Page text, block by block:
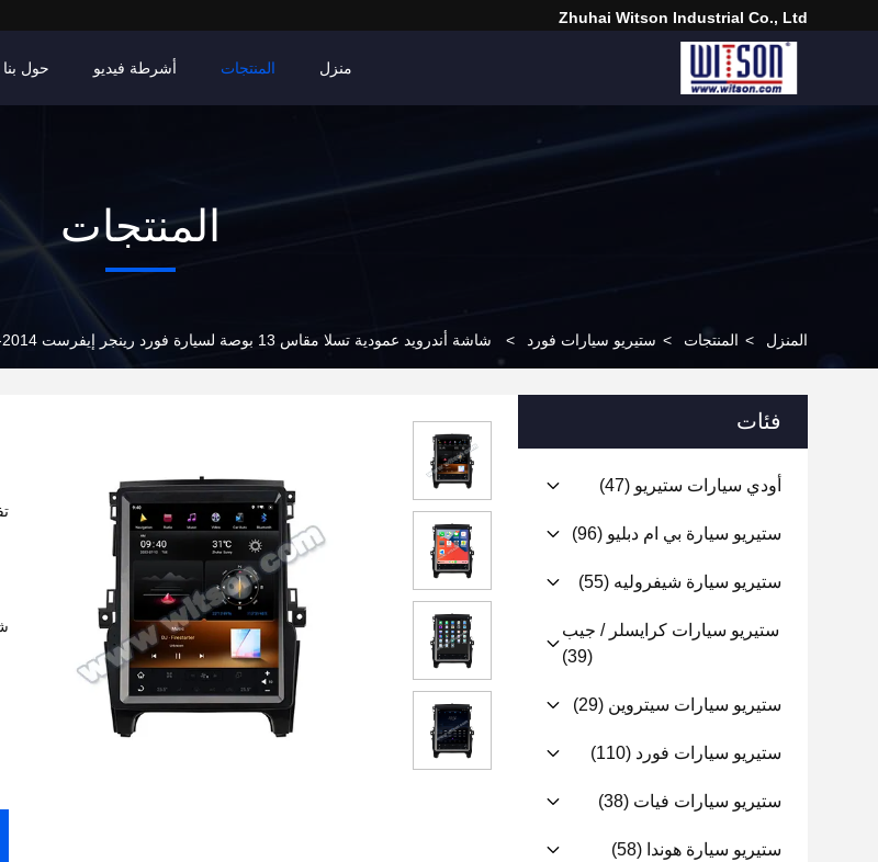
Zhuhai Witson Industrial Co., Ltd
منزل المنتجات أشرطة فيديو حول بنا
المنتجات
المنزل > المنتجات > ستيريو سيارات فورد > شاشة أندرويد عمودية تسلا مقاس 13 بوصة لسيارة فورد رينجر إيفرست 2014-2020 ستيريو متعدد الوسائط للسيارة
فئات
أودي سيارات ستيريو (47)
ستيريو سيارة بي ام دبليو (96)
ستيريو سيارة شيفروليه (55)
ستيريو سيارات كرايسلر / جيب
(39)
ستيريو سيارات سيتروين (29)
ستيريو سيارات فورد (110)
ستيريو سيارات فيات (38)
ستيريو سيارة هوندا (58)